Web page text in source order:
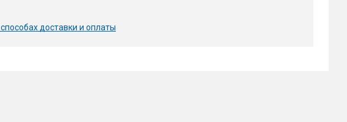
доставки и оплаты